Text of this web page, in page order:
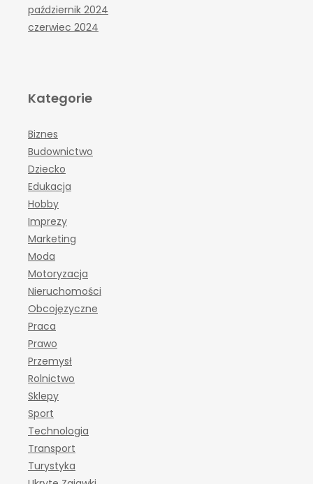
październik 2024
czerwiec 2024
Kategorie
Biznes
Budownictwo
Dziecko
Edukacja
Hobby
Imprezy
Marketing
Moda
Motoryzacja
Nieruchomości
Obcojęzyczne
Praca
Prawo
Przemysł
Rolnictwo
Sklepy
Sport
Technologia
Transport
Turystyka